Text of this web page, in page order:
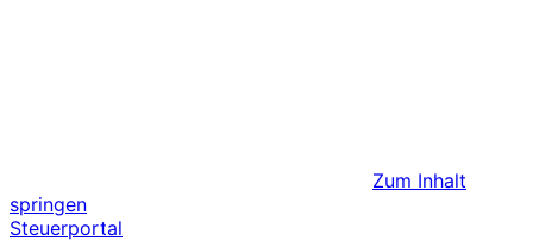
Zum Inhalt
springen
Steuerportal